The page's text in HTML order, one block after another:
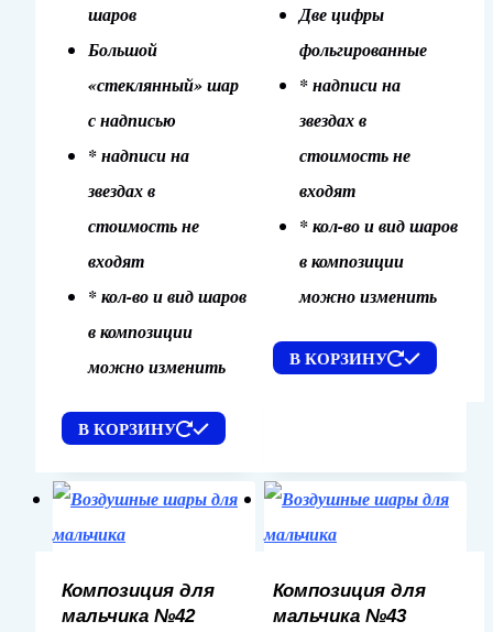
шаров
Большой
«стеклянный» шар
с надписью
* надписи на
звездах в
стоимость не
входят
* кол-во и вид шаров
в композиции
можно изменить
В КОРЗИНУ
Две цифры
фольгированные
* надписи на
звездах в
стоимость не
входят
* кол-во и вид шаров
в композиции
можно изменить
В КОРЗИНУ
Композиция для
мальчика №42
Композиция для
мальчика №43